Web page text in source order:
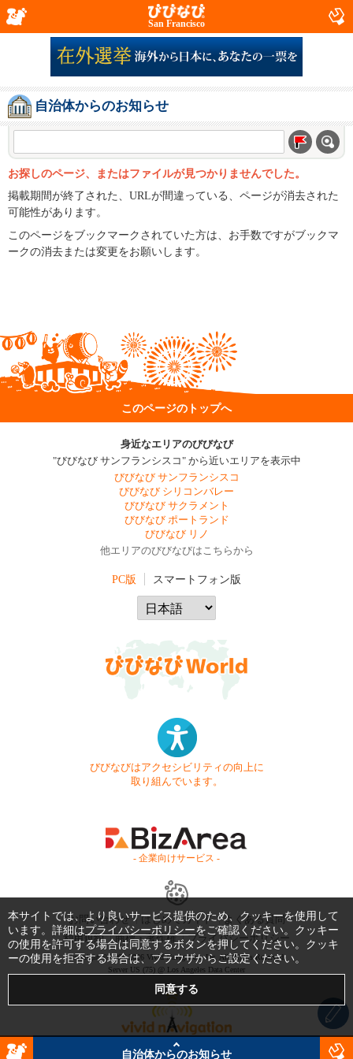
San Francisco
自治体からのお知らせ
お探しのページ、またはファイルが見つかりませんでした。
掲載期間が終了された、URLが間違っている、ページが消去された
可能性があります。
このページをブックマークされていた方は、お手数ですがブックマ
ークの消去または変更をお願いします。
このページのトップへ
身近なエリアのびびなび
"びびなび サンフランシスコ" から近いエリアを表示中
びびなび サンフランシスコ
びびなび シリコンバレー
びびなび サクラメント
びびなび ポートランド
びびなび リノ
他エリアのびびなびはこちらから
PC版 スマートフォン版
びびなびはアクセシビリティの向上に
取り組んでいます。
- 企業向けサービス -
お問い合わせ はじめてガイド
よくある質問
利用規約
商標・著作権 プライバシーポリシー
Copyright © 1999-2026 Vivid Navigation, Inc. All Rights Reserved.
Server US (75) @ Los Angeles Data Center
自治体からのお知らせ
本サイトでは、より良いサービス提供のため、クッキーを使用して
います。詳細はプライバシーポリシーをご確認ください。クッキー
の使用を許可する場合は同意するボタンを押してください。クッキ
ーの使用を拒否する場合は、ブラウザからご設定ください。